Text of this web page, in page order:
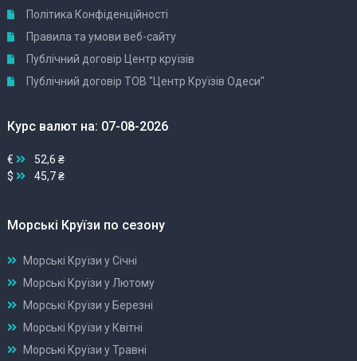
Політика Конфіденційності
Правила та умови веб-сайту
Публічний договір Центр круїзів
Публічний договір ТОВ "Центр Круїзів Одеси"
Курс валют на: 07-08-2026
€
52,6 ₴
$
45,7 ₴
Морські Круїзи по сезону
Морські Круїзи у Січні
Морські Круїзи у Лютому
Морські Круїзи у Березні
Морські Круїзи у Квітні
Морські Круїзи у Травні